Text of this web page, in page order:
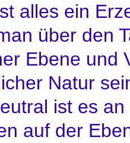
alles ein
über den
Ebene und
Natur
ist es
auf der